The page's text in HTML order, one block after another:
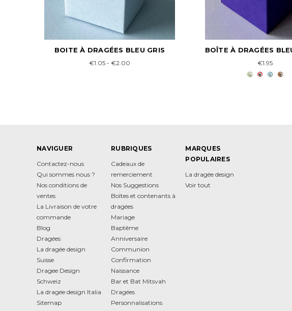
BOÎTE À DRAGÉES BLEU INDIGO
€1.95
BOÎTE À DRAGÉES
TABRIZ
€1.95
NAVIGUER
Contactez-nous
Qui sommes nous ?
Nos conditions de
ventes
La Livraison de votre
commande
Blog
Dragées
La dragée design
Suisse
Dragee Design
Schweiz
La dragée design Italia
Sitemap
RUBRIQUES
Cadeaux de
remerciement
Nos Suggestions
Boîtes et contenants à
dragées
Mariage
Baptême
Anniversaire
Communion
Confirmation
Naissance
Bar et Bat Mitsvah
Dragées
Personnalisations
MARQUES
POPULAIRES
La dragée design
Voir tout